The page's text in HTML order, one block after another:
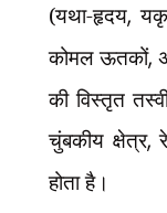
(यथा-हृदय,
कोमल ऊतकों,
की विस्तृत
चुंबकीय क्षेत्र,
होता है।